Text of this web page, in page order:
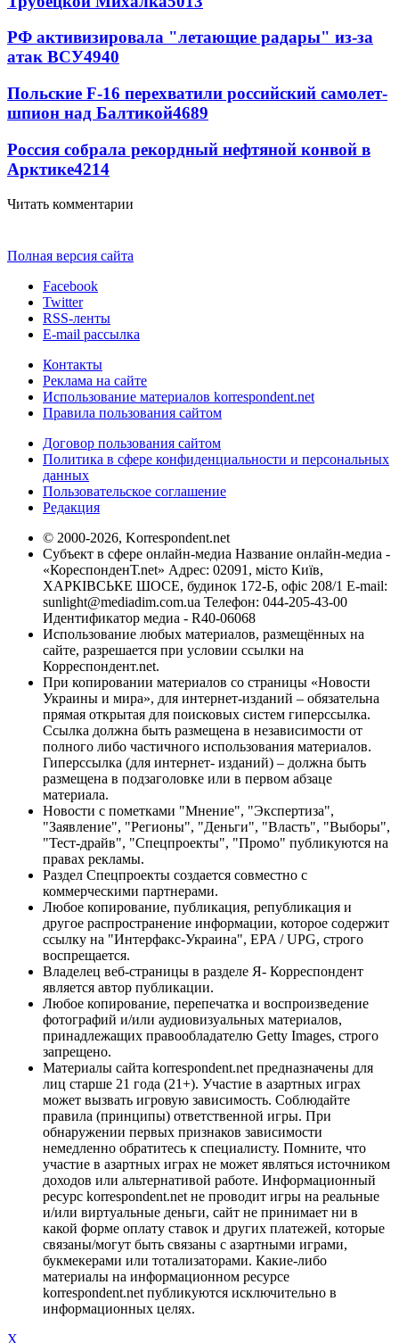
РФ активизировала "летающие радары" из-за
атак ВСУ4940
Польские F-16 перехватили российский самолет-
шпион над Балтикой4689
Россия собрала рекордный нефтяной конвой в
Арктике4214
Читать комментарии
Полная версия сайта
Facebook
Twitter
RSS-ленты
E-mail рассылка
Контакты
Реклама на сайте
Использование материалов korrespondent.net
Правила пользования сайтом
Договор пользования сайтом
Политика в сфере конфиденциальности и персональных
данных
Пользовательское соглашение
Редакция
© 2000-2026, Korrespondent.net
Субъект в сфере онлайн-медиа Название онлайн-медиа -
«КореспонденТ.net» Адрес: 02091, місто Київ,
ХАРКІВСЬКЕ ШОСЕ, будинок 172-Б, офіс 208/1 E-mail:
sunlight@mediadim.com.ua Телефон: 044-205-43-00
Идентификатор медиа - R40-06068
Использование любых материалов, размещённых на
сайте, разрешается при условии ссылки на
Корреспондент.net.
При копировании материалов со страницы «Новости
Украины и мира», для интернет-изданий – обязательна
прямая открытая для поисковых систем гиперссылка.
Ссылка должна быть размещена в независимости от
полного либо частичного использования материалов.
Гиперссылка (для интернет- изданий) – должна быть
размещена в подзаголовке или в первом абзаце
материала.
Новости с пометками "Мнение", "Экспертиза",
"Заявление", "Регионы", "Деньги", "Власть", "Выборы",
"Тест-драйв", "Спецпроекты", "Промо" публикуются на
правах рекламы.
Раздел Спецпроекты создается совместно с
коммерческими партнерами.
Любое копирование, публикация, републикация и
другое распространение информации, которое содержит
ссылку на "Интерфакс-Украина", EPA / UPG, строго
воспрещается.
Владелец веб-страницы в разделе Я- Корреспондент
является автор публикации.
Любое копирование, перепечатка и воспроизведение
фотографий и/или аудиовизуальных материалов,
принадлежащих правообладателю Getty Images, строго
запрещено.
Материалы сайта korrespondent.net предназначены для
лиц старше 21 года (21+). Участие в азартных играх
может вызвать игровую зависимость. Соблюдайте
правила (принципы) ответственной игры. При
обнаружении первых признаков зависимости
немедленно обратитесь к специалисту. Помните, что
участие в азартных играх не может являться источником
доходов или альтернативой работе. Информационный
ресурс korrespondent.net не проводит игры на реальные
и/или виртуальные деньги, сайт не принимает ни в
какой форме оплату ставок и других платежей, которые
связаны/могут быть связаны с азартными играми,
букмекерами или тотализаторами. Какие-либо
материалы на информационном ресурсе
korrespondent.net публикуются исключительно в
информационных целях.
X